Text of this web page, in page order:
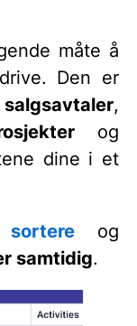
måte å
Den er
salgsavtaler,
og
dine i et
sortere og
samtidig.